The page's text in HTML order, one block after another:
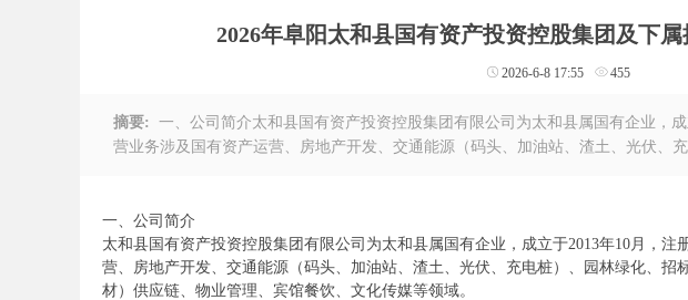
2026年阜阳太和县国有资产投资控股集团及下
2026-6-8 17:55 455
摘要: 一、公司简介太和县国有资产投资控股集团有限公司为太和县属国有企业，
营业务涉及国有资产运营、房地产开发、交通能源（码头、加油站、渣土、光伏、
一、公司简介
太和县国有资产投资控股集团有限公司为太和县属国有企业，成立于2013年10月，注
营、房地产开发、交通能源（码头、加油站、渣土、光伏、充电桩）、园林绿化、招
材）供应链、物业管理、宾馆餐饮、文化传媒等领域。